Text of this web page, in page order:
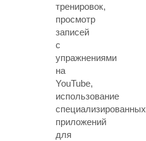
тренировок,
просмотр
записей
с
упражнениями
на
YouTube,
использование
специализированных
приложений
для